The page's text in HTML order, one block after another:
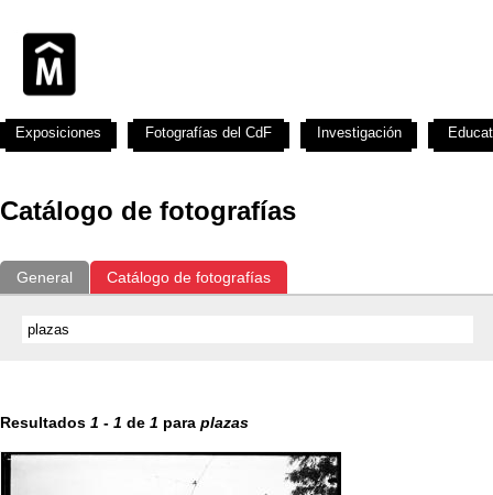
Catálogo de fotografías
General Catálogo de fotografías
Resultados 1 - 1 de 1 para plazas
Exposiciones Fotografías del CdF Investigación